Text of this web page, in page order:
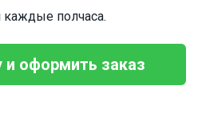
каждые полчаса.
оформить заказ